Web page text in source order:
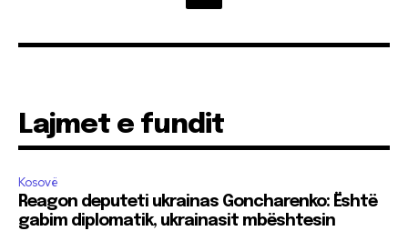
Lajmet e fundit
Kosovë
Reagon deputeti ukrainas Goncharenko: Është
gabim diplomatik, ukrainasit mbështesin